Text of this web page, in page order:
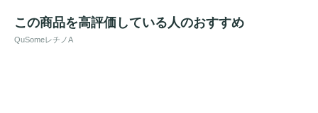
この商品を高評価している人のおすすめ
QuSomeレチノA